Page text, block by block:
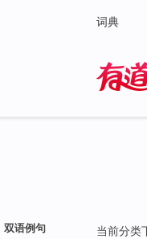
词典
双语例句 当前分类